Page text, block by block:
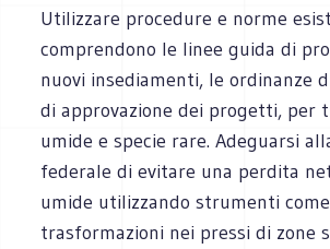
Utilizzare procedure e norme
comprendono le linee guida di
nuovi insediamenti, le ordinanze
di approvazione dei progetti, per
umide e specie rare. Adeguarsi
federale di evitare una perdita
umide utilizzando strumenti
trasformazioni nei pressi di zone